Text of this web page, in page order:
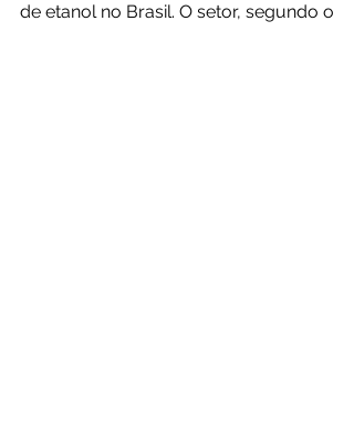
de etanol no Brasil. O setor, segundo o